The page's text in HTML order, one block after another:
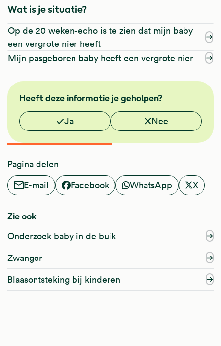
Wat is je situatie?
Op de 20 weken-echo is te zien dat mijn baby
een vergrote nier heeft
Mijn pasgeboren baby heeft een vergrote nier
FMS
Heeft deze informatie je geholpen?
Vond je deze informatie nuttig?
Ja Nee
Pagina delen
E-mail
Facebook WhatsApp X
Zie ook
Onderzoek baby in de buik
Zwanger
Blaasontsteking bij kinderen